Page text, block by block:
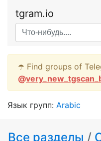
tgram.io
☂️ Find groups of
@
Язык групп: Arabic
Все разделы /